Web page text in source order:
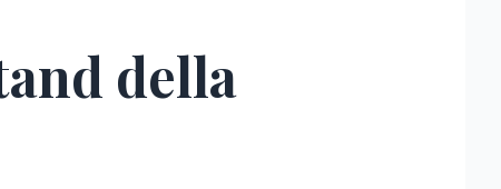
della